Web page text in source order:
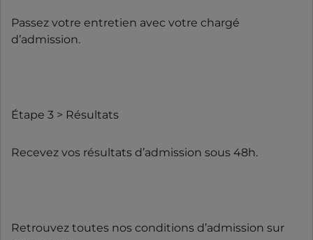
Passez votre entretien avec votre chargé
d’admission.
Étape 3 > Résultats
Recevez vos résultats d’admission sous 48h.
Retrouvez toutes nos conditions d’admission sur